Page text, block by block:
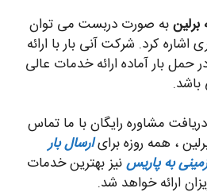
برلینبه صورت دربست می توان
اشاره کرد. شرکت آنی بار با ارائه
بار آماده ارائه خدمات عالی
مشاوره رایگان با ما تماس
، همه روزه برایارسال بار
به پاریسنیز بهترین خدمات
ارائه خواهد شد.